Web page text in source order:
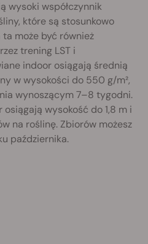
wysoki współczynnik
które są stosunkowo
może być również
trening LST i
indoor osiągają średnią
w wysokości do 550 g/m²,
wynoszącym 7–8 tygodni.
wysokość do 1,8 m i
na roślinę. Zbiorów możesz
października.